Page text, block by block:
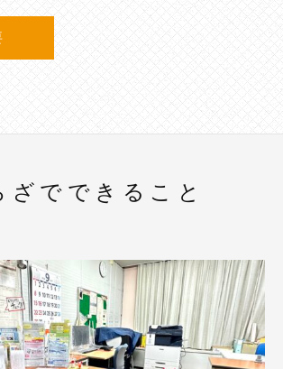
らざでできること